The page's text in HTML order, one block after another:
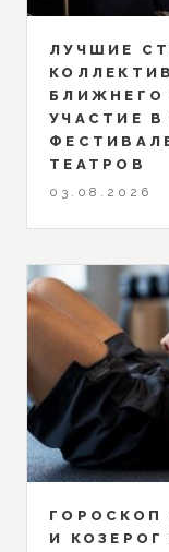
ЛУЧШИЕ
БЛИЖНЕГО
УЧАСТИЕ
ТЕАТРОВ
03.08.2026
ГОРОСКОП
И